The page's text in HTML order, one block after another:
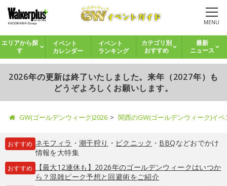
MENU
エリアから探
す
イベント
カレンダー
イベント
ランキング
カテゴリ別
おすすめ
最新
ニュース
2026年の更新は終了いたしました。来年（2027年）も
どうぞよろしくお願いします。
GW(ゴールデンウィーク)2026 関西のGW(ゴールデンウィーク)イ
おすすめ ネモフィラ ・ 潮干狩り ・ ピクニック ・ BBQなどおでかけ
情報を大特集
おすすめ
【最大12連休も】2026年のゴールデンウィークはいつか
ら？混雑ピーク予想と回避術をご紹介